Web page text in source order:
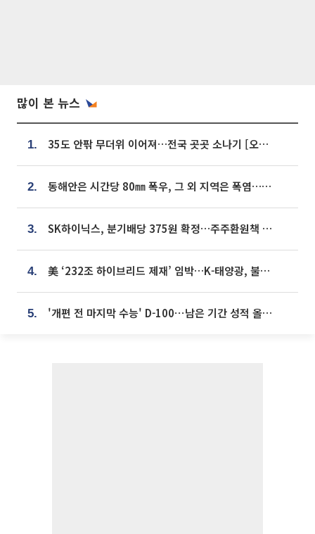
많이 본 뉴스
1. 35도 안팎 무더위 이어져…전국 곳곳 소나기 [오늘 날씨]
2. 동해안은 시간당 80㎜ 폭우, 그 외 지역은 폭염…‘극과 극 날씨’
3. SK하이닉스, 분기배당 375원 확정…주주환원책 9월로 앞당겨 발표
4. 美 ‘232조 하이브리드 제재’ 임박…K-태양광, 불확실성 털고 날개 다나
5. '개편 전 마지막 수능' D-100⋯남은 기간 성적 올릴 전략은